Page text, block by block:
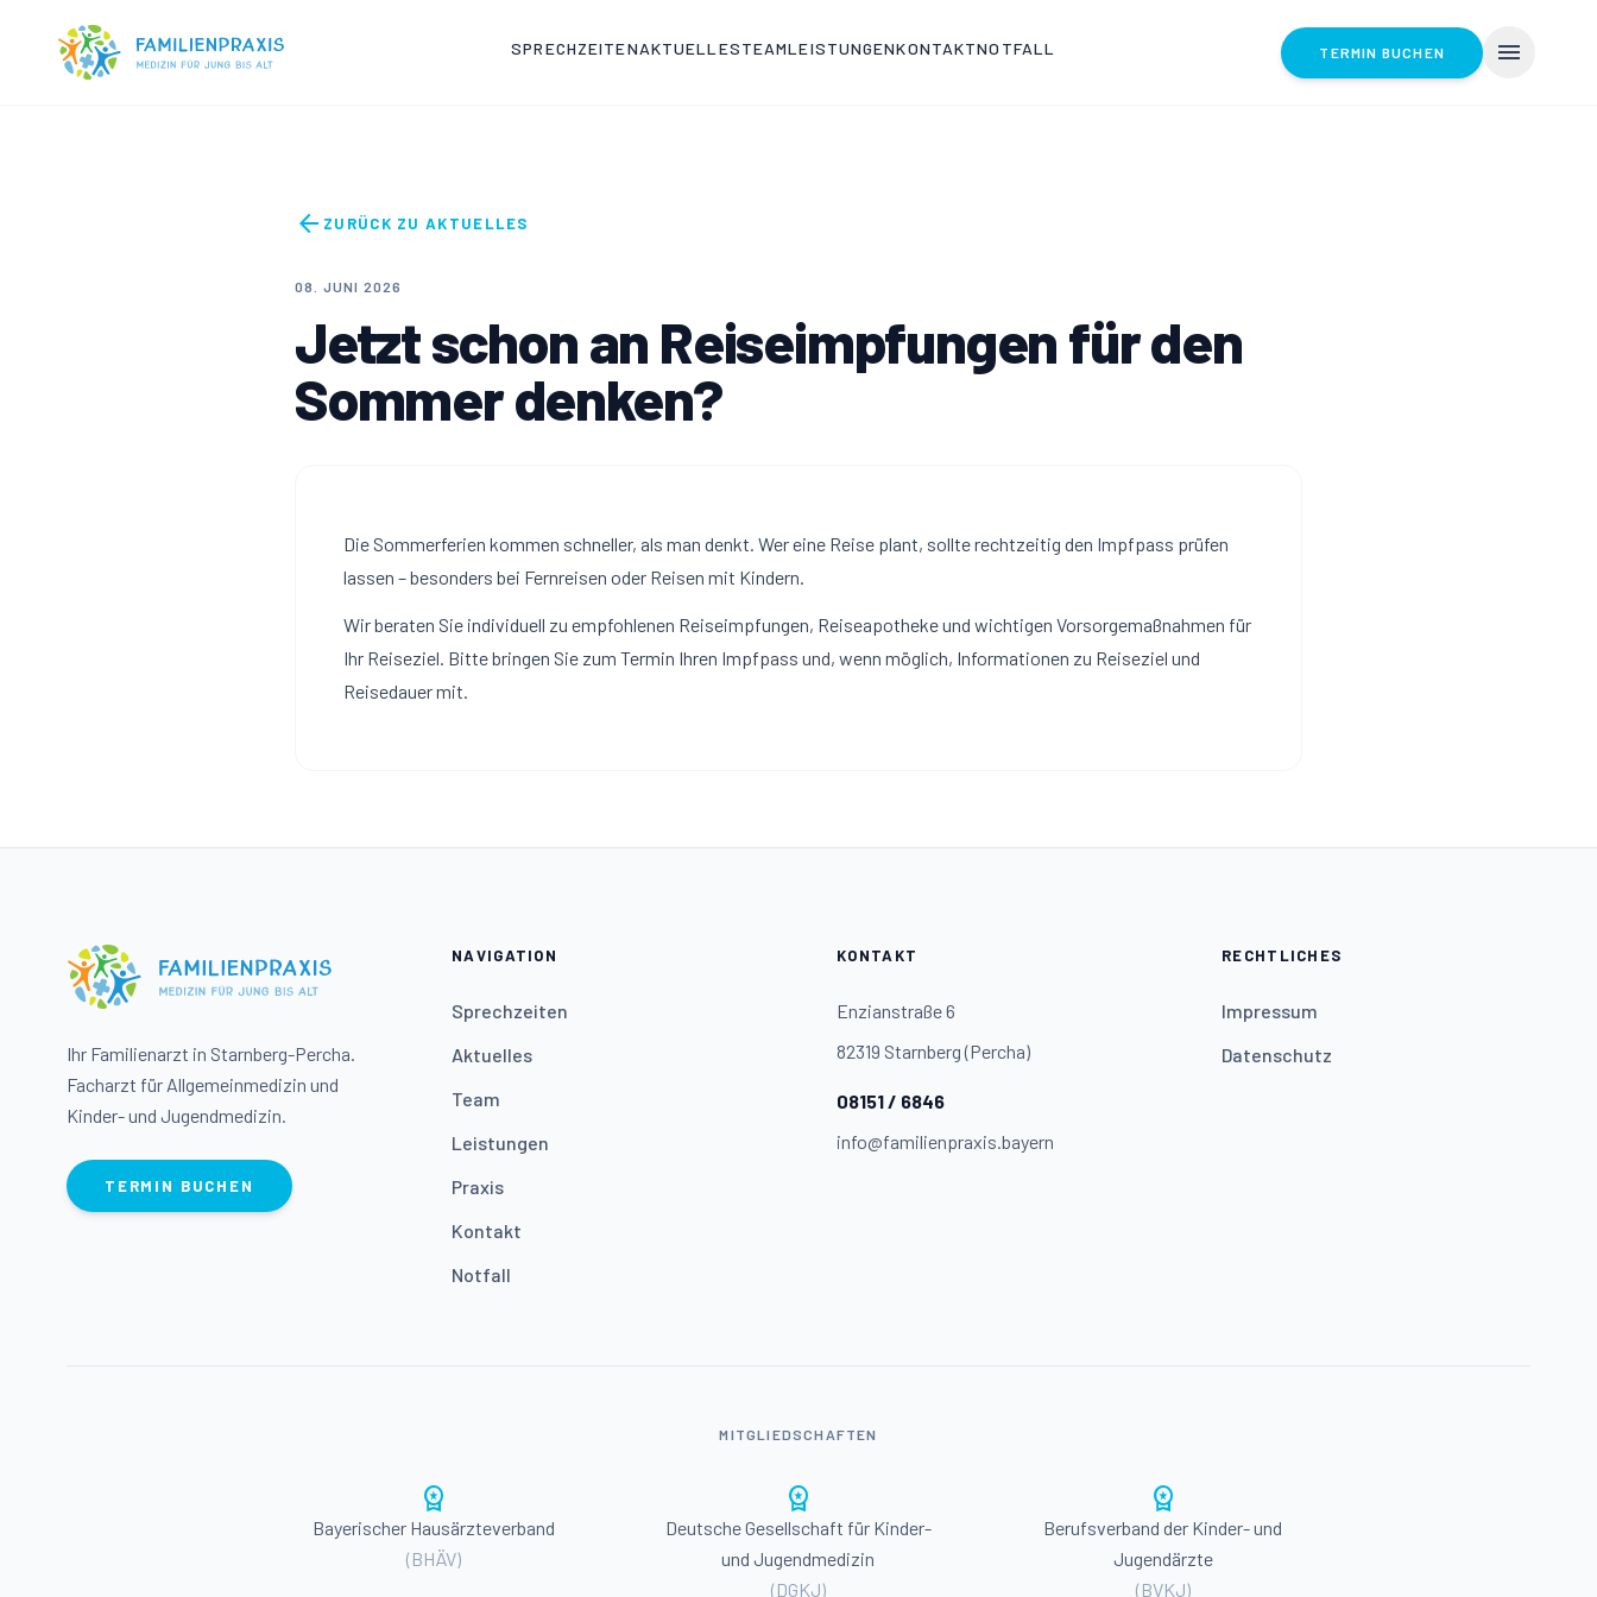
SPRECHZEITENAKTUELLESTEAMLEISTUNGENKONTAKTNOTFALL TERMIN BUCHEN menu
arrow_back ZURÜCK ZU AKTUELLES
08. JUNI 2026
Jetzt schon an Reiseimpfungen für den
Sommer denken?
Die Sommerferien kommen schneller, als man denkt. Wer eine Reise plant, sollte rechtzeitig den Impfpass prüfen
lassen – besonders bei Fernreisen oder Reisen mit Kindern.
Wir beraten Sie individuell zu empfohlenen Reiseimpfungen, Reiseapotheke und wichtigen Vorsorgemaßnahmen für
Ihr Reiseziel. Bitte bringen Sie zum Termin Ihren Impfpass und, wenn möglich, Informationen zu Reiseziel und
Reisedauer mit.
Ihr Familienarzt in Starnberg-Percha.
Facharzt für Allgemeinmedizin und
Kinder- und Jugendmedizin.
TERMIN BUCHEN
NAVIGATION
Sprechzeiten
Aktuelles
Team
Leistungen
Praxis
Kontakt
Notfall
KONTAKT
Enzianstraße 6
82319 Starnberg (Percha)
08151 / 6846
info@familienpraxis.bayern
RECHTLICHES
Impressum
Datenschutz
MITGLIEDSCHAFTEN
workspace_premium
Bayerischer Hausärzteverband
(BHÄV)
workspace_premium
Deutsche Gesellschaft für Kinder-
und Jugendmedizin
(DGKJ)
workspace_premium
Berufsverband der Kinder- und
Jugendärzte
(BVKJ)